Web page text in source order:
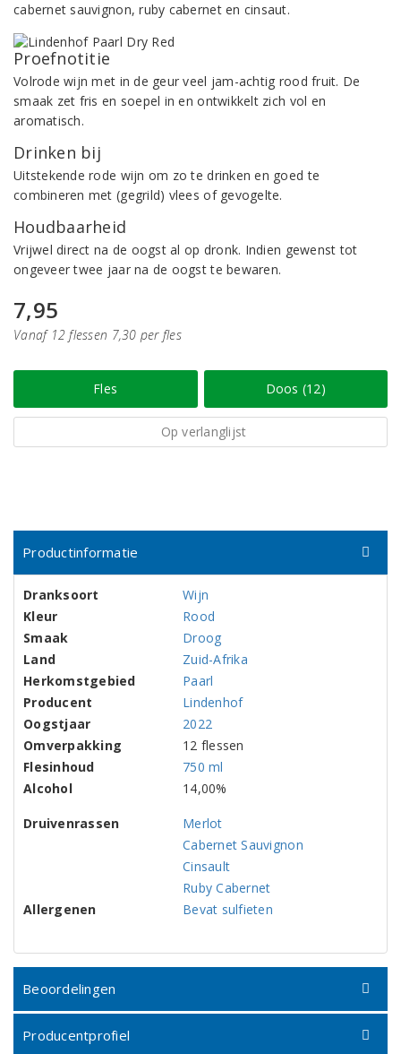
cabernet sauvignon, ruby cabernet en cinsaut.
Proefnotitie
Volrode wijn met in de geur veel jam-achtig rood fruit. De
smaak zet fris en soepel in en ontwikkelt zich vol en
aromatisch.
Drinken bij
Uitstekende rode wijn om zo te drinken en goed te
combineren met (gegrild) vlees of gevogelte.
Houdbaarheid
Vrijwel direct na de oogst al op dronk. Indien gewenst tot
ongeveer twee jaar na de oogst te bewaren.
7,95
Vanaf 12 flessen 7,30 per fles
Fles Doos (12)
Op verlanglijst
Productinformatie
Dranksoort
Wijn
Kleur
Rood
Smaak
Droog
Land
Zuid-Afrika
Herkomstgebied
Paarl
Producent
Lindenhof
Oogstjaar
2022
Omverpakking
12 flessen
Flesinhoud
750 ml
Alcohol
14,00%
Druivenrassen
Merlot
Cabernet Sauvignon
Cinsault
Ruby Cabernet
Allergenen
Bevat sulfieten
Beoordelingen
Producentprofiel